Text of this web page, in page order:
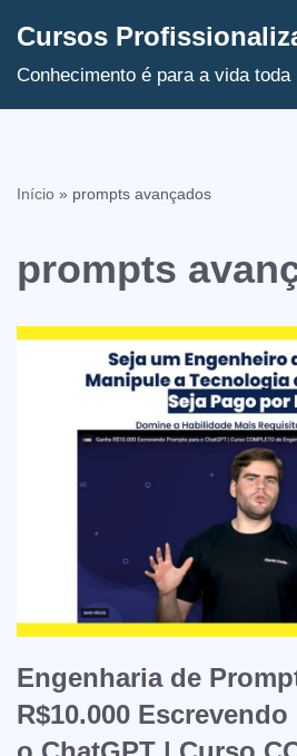
Avançar
Cursos
Conhecimento é para a vida toda
Início » prompts avançados
prompts
Engenharia de
R$10.000